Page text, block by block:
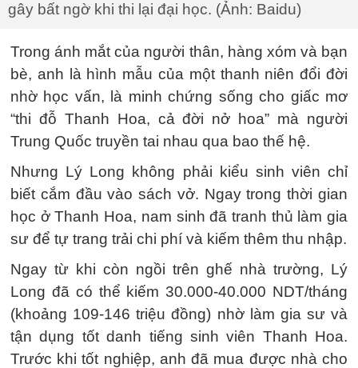
gây bất ngờ khi thi lại đại học. (Ảnh: Baidu)
Trong ánh mắt của người thân, hàng xóm và bạn
bè, anh là hình mẫu của một thanh niên đổi đời
nhờ học vấn, là minh chứng sống cho giấc mơ
“thi đỗ Thanh Hoa, cả đời nở hoa” mà người
Trung Quốc truyền tai nhau qua bao thế hệ.
Nhưng Lý Long không phải kiểu sinh viên chỉ
biết cắm đầu vào sách vở. Ngay trong thời gian
học ở Thanh Hoa, nam sinh đã tranh thủ làm gia
sư để tự trang trải chi phí và kiếm thêm thu nhập.
Ngay từ khi còn ngồi trên ghế nhà trường, Lý
Long đã có thể kiếm 30.000-40.000 NDT/tháng
(khoảng 109-146 triệu đồng) nhờ làm gia sư và
tận dụng tốt danh tiếng sinh viên Thanh Hoa.
Trước khi tốt nghiệp, anh đã mua được nhà cho